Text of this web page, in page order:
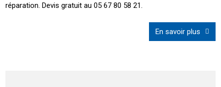
réparation. Devis gratuit au 05 67 80 58 21.
En savoir plus